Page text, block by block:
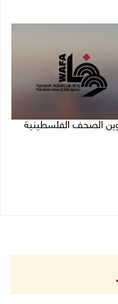
الصحف الفلسطينية